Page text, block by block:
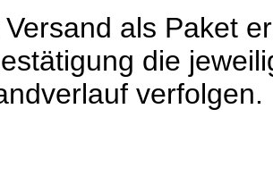
als Paket
die
verfolgen.